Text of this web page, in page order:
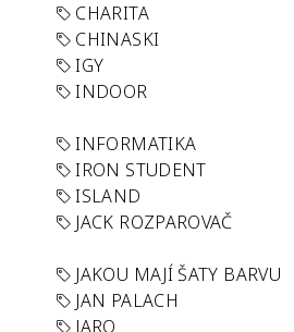
CHARITA
CHINASKI
IGY
INDOOR
INFORMATIKA
IRON STUDENT
ISLAND
JACK ROZPAROVAČ
JAKOU MAJÍ ŠATY BARVU
JAN PALACH
JARO